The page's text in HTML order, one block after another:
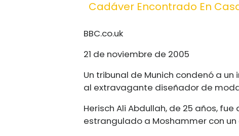
Cadáver Encontrado En
BBC.co.uk
21 de noviembre de 2005
Un tribunal de Munich condenó a
al extravagante diseñador de
Herisch Ali Abdullah, de 25 años,
estrangulado a Moshammer con